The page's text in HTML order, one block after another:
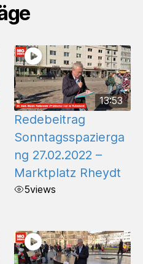
13:53
Redebeitrag
Sonntagsspazierga
ng 27.02.2022 –
Marktplatz Rheydt
5views